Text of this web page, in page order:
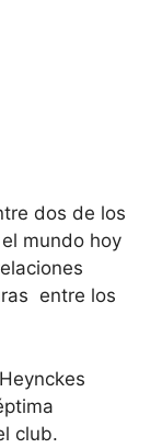
dos de los
mundo hoy
entre los
club.